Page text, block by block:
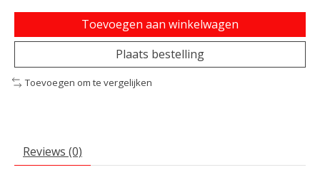
Toevoegen aan winkelwagen
Plaats bestelling
Toevoegen om te vergelijken
Reviews (0)